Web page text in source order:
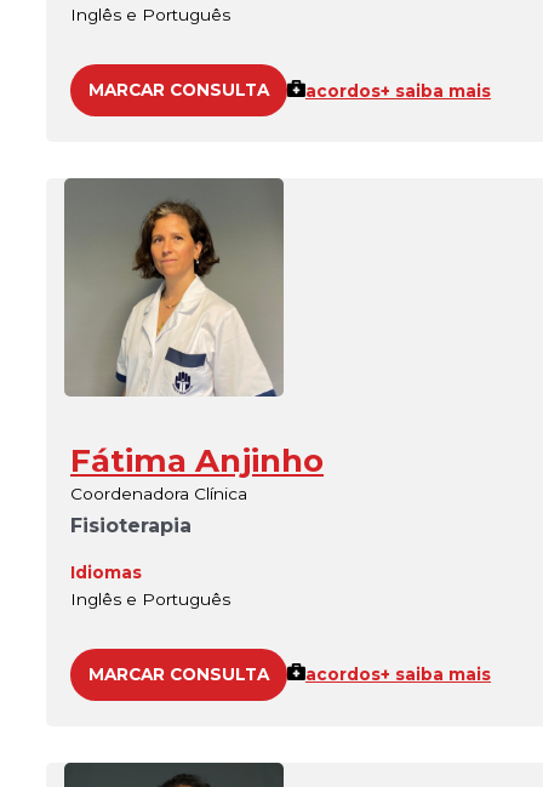
Inglês e Português
MARCAR CONSULTA acordos+ saiba mais
Fátima Anjinho
Coordenadora Clínica
Fisioterapia
Idiomas
Inglês e Português
MARCAR CONSULTA acordos+ saiba mais